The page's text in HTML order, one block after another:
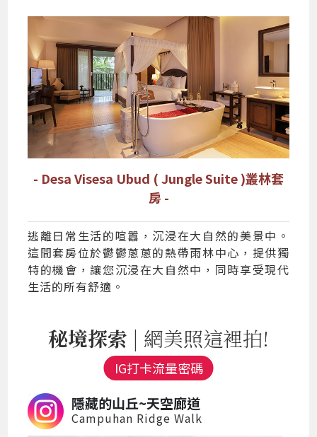
- Desa Visesa Ubud ( Jungle Suite )叢林套
房 -
逃離日常生活的喧囂，沉浸在大自然的美景中。
這間套房位於鬱鬱蔥蔥的熱帶雨林中心，提供獨
特的機會，讓您沉浸在大自然中，同時享受現代
生活的所有舒適。
秘境探索 | 網美照這裡拍!
IG打卡流量密碼
隱藏的山丘~天空廊道
Campuhan Ridge Walk